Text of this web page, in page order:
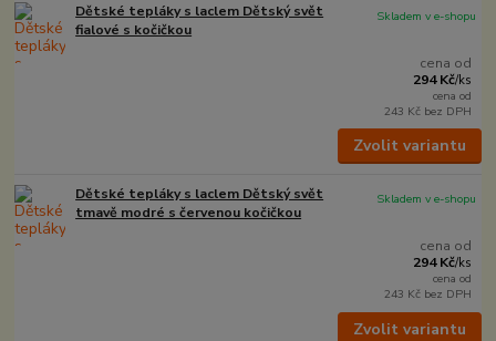
Dětské tepláky s laclem Dětský svět
fialové s kočičkou
cena od
294 Kč/ks
cena od
243 Kč bez DPH
Skladem v e-shopu
Zvolit variantu
Dětské tepláky s laclem Dětský svět
tmavě modré s červenou kočičkou
cena od
294 Kč/ks
cena od
243 Kč bez DPH
Skladem v e-shopu
Zvolit variantu